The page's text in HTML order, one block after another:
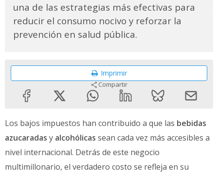
una de las estrategias más efectivas para
reducir el consumo nocivo y reforzar la
prevención en salud pública.
Imprimir
Compartir
Los bajos impuestos han contribuido a que las bebidas
azucaradas y alcohólicas sean cada vez más accesibles a
nivel internacional. Detrás de este negocio
multimillonario, el verdadero costo se refleja en su